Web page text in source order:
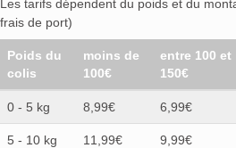
Les tarifs dépendent du poids et du
frais de port)
Poids du
colis
moins de
100€
entre 100 et
150€
0 - 5 kg 8,99€ 6,99€
5 - 10 kg 11,99€ 9,99€